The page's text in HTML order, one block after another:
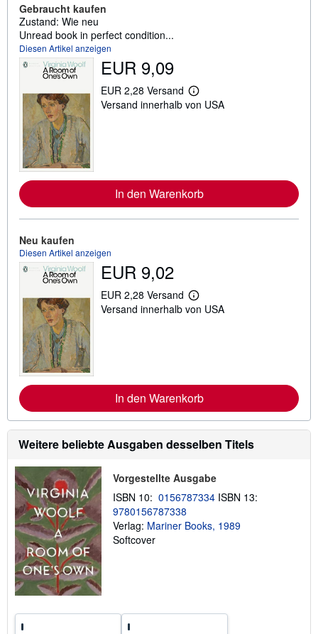
Gebraucht kaufen
Zustand: Wie neu
Unread book in perfect condition...
Diesen Artikel anzeigen
EUR 9,09
EUR 2,28 Versand
W
e
n
f
o
m
n
z
n
d
k
o
e
Versand innerhalb von USA
In den Warenkorb
Neu kaufen
Diesen Artikel anzeigen
EUR 9,02
EUR 2,28 Versand
W
e
n
f
o
m
t
n
n
u
Versand innerhalb von USA
In den Warenkorb
Weitere beliebte Ausgaben desselben Titels
Vorgestellte Ausgabe
ISBN 10: 0156787334 ISBN 13:
9780156787338
Verlag: Mariner Books, 1989
Softcover